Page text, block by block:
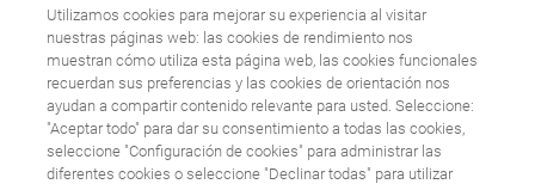
¿Cuáles son las
causas del
Melanoma?
Utilizamos cookies para mejorar su experiencia al visitar
nuestras páginas web: las cookies de rendimiento nos
muestran cómo utiliza esta página web, las cookies funcionales
recuerdan sus preferencias y las cookies de orientación nos
ayudan a compartir contenido relevante para usted. Seleccione:
"Aceptar todo" para dar su consentimiento a todas las cookies,
seleccione "Configuración de cookies" para administrar las
diferentes cookies o seleccione "Declinar todas" para utilizar